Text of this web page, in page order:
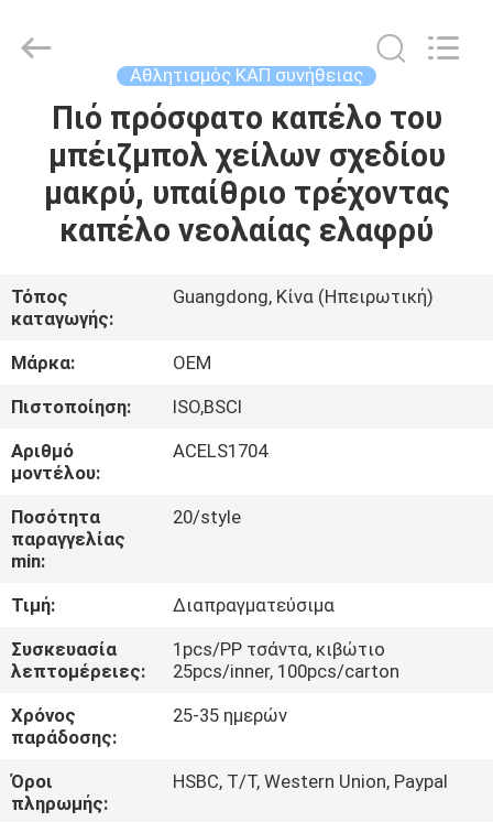
ΣΠΊΤΙ
ΠΡΟΪΌΝΤΑ
ΕΜΕΊΣ
ΓΎΡΟΣ
ΕΡΓΟΣΤΑΣΊΩΝ
ΠΟΙΟΤΙΚΌΣ
ΈΛΕΓΧΟΣ
ΕΛΆΤΕ
ΣΕ
ΕΠΑΦΉ
ΜΕ
ΕΙΔΉΣΕΙΣ
Manufacturing
Αθλητισμός ΚΑΠ συνήθειας
Πιό πρόσφατο καπέλο του
μπέιζμπολ χείλων σχεδίου
μακρύ, υπαίθριο τρέχοντας
καπέλο νεολαίας ελαφρύ
Τόπος
καταγωγής:
Guangdong, Κίνα (Ηπειρωτική)
Μάρκα:
OEM
Πιστοποίηση:
ISO,BSCI
Αριθμό
μοντέλου:
ACELS1704
Ποσότητα
παραγγελίας
min:
20/style
Τιμή:
Διαπραγματεύσιμα
Συσκευασία
λεπτομέρειες:
1pcs/PP τσάντα, κιβώτιο
25pcs/inner, 100pcs/carton
Χρόνος
παράδοσης:
25-35 ημερών
Όροι
πληρωμής:
HSBC, T/T, Western Union, Paypal